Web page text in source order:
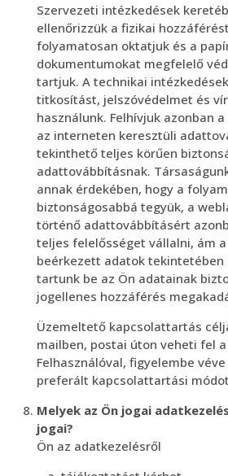
Szervezeti intézkedések
ellenőrizzük a fizikai
folyamatosan oktatjuk és a
dokumentumokat megfelelő
tartjuk. A technikai
titkosítást, jelszóvédelmet és
használunk. Felhívjuk azonban
az interneten keresztüli
tekinthető teljes körűen
adattovábbításnak.
annak érdekében, hogy a
biztonságosabbá tegyük, a
történő adattovábbításért
teljes felelősséget vállalni, ám
beérkezett adatok tekintetében
tartunk be az Ön adatainak
jogellenes hozzáférés
Üzemeltető kapcsolattartás
mailben, postai úton veheti fel
Felhasználóval, figyelembe
preferált kapcsolattartási
Melyek az Ön jogai
jogai?
Ön az adatkezelésről